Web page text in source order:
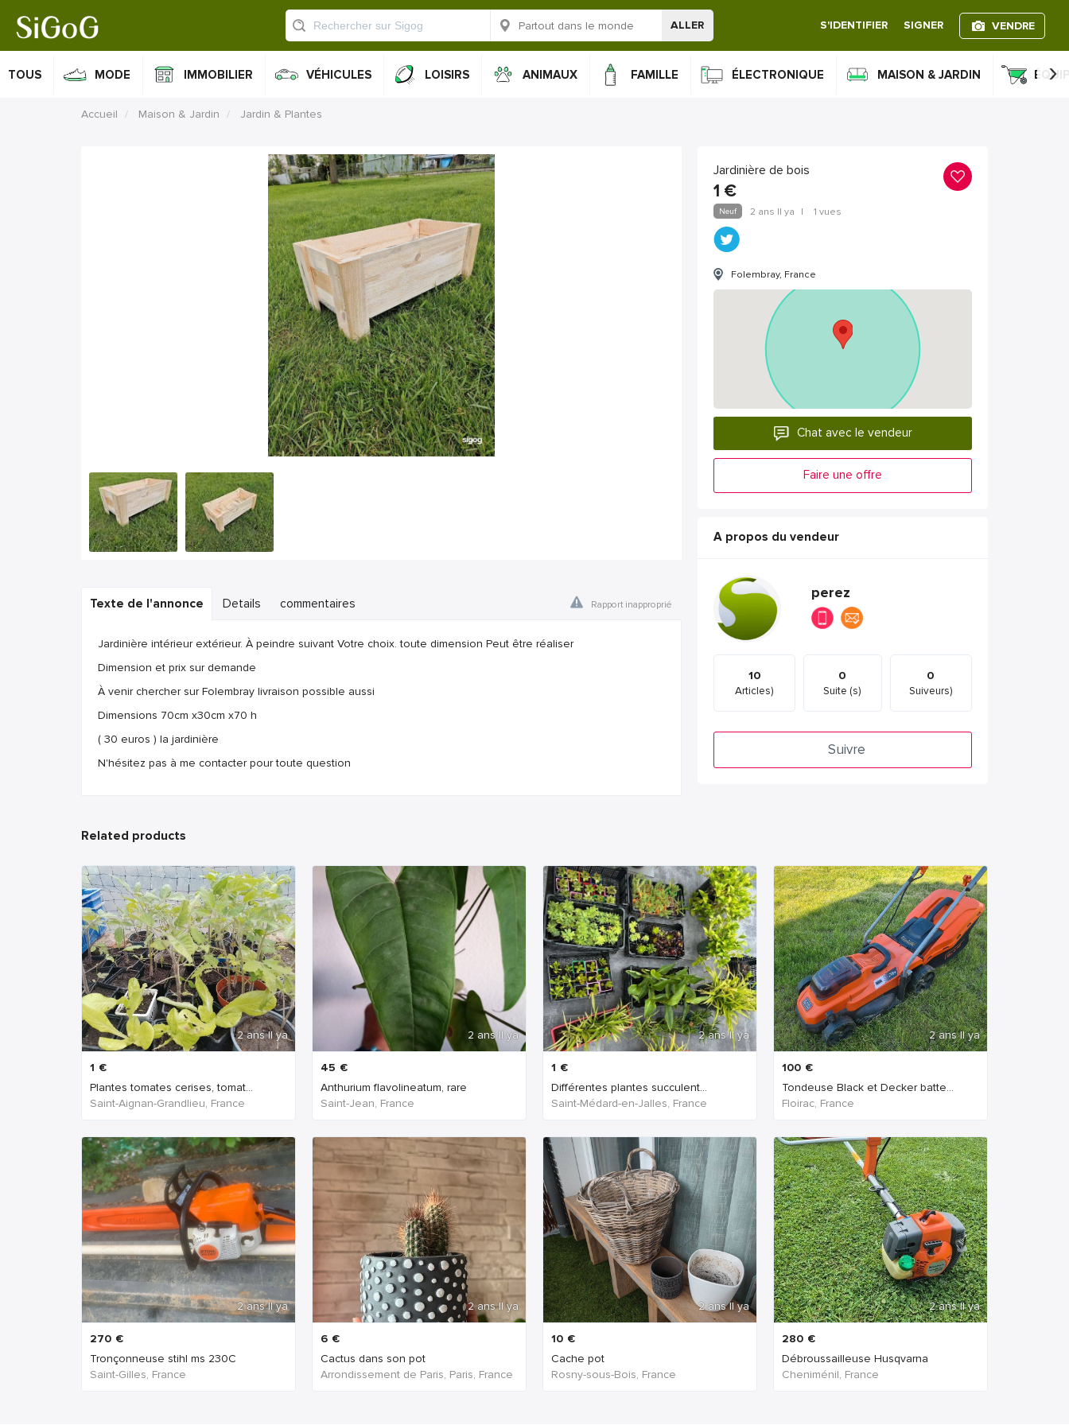
ALLER S'IDENTIFIER SIGNER VENDRE
TOUS MODE IMMOBILIER VÉHICULES LOISIRS ANIMAUX FAMILLE ÉLECTRONIQUE MAISON & JARDIN ›
Accueil Maison & Jardin Jardin & Plantes
Texte de l'annonce Details commentaires Rapport inapproprié
Jardinière intérieur extérieur. À peindre suivant Votre choix. toute dimension Peut être réaliser
Dimension et prix sur demande
À venir chercher sur Folembray livraison possible aussi
Dimensions 70cm x30cm x70 h
( 30 euros ) la jardinière
N'hésitez pas à me contacter pour toute question
Jardinière de bois
1 €
Neuf 2 ans Il ya | 1 vues
Folembray, France
Chat avec le vendeur
Faire une offre
A propos du vendeur
perez
10
Articles)
0
Suite (s)
0
Suiveurs)
Suivre
Related products
2 ans Il ya
1 €
Plantes tomates cerises, tomat...
Saint-Aignan-Grandlieu, France
2 ans Il ya
45 €
Anthurium flavolineatum, rare
Saint-Jean, France
2 ans Il ya
1 €
Différentes plantes succulent...
Saint-Médard-en-Jalles, France
2 ans Il ya
100 €
Tondeuse Black et Decker batte...
Floirac, France
2 ans Il ya
270 €
Tronçonneuse stihl ms 230C
Saint-Gilles, France
2 ans Il ya
6 €
Cactus dans son pot
Arrondissement de Paris, Paris, France
2 ans Il ya
10 €
Cache pot
Rosny-sous-Bois, France
2 ans Il ya
280 €
Débroussailleuse Husqvarna
Cheniménil, France